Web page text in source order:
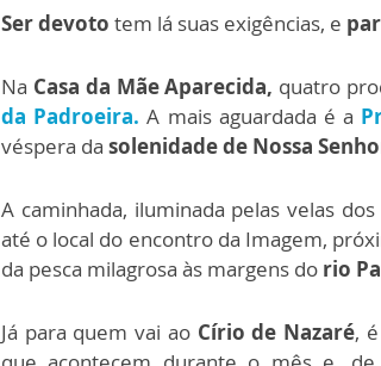
Ser devoto tem lá suas exigências, e
Na Casa da Mãe Aparecida, quatro
da Padroeira. A mais aguardada é a
véspera da solenidade de Nossa
A caminhada, iluminada pelas velas
até o local do encontro da Imagem,
da pesca milagrosa às margens do rio
Já para quem vai ao Círio de Nazaré,